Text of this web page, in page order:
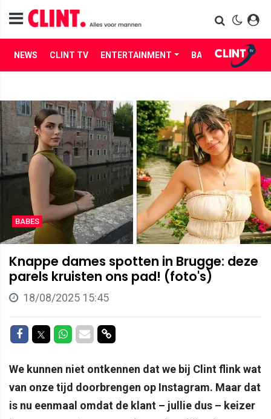
NEWS CLINT TV ENTERTAINMENT BABES LIFE
BABES
Knappe dames spotten in Brugge: deze
parels kruisten ons pad! (foto's)
18/08/2025 15:45
Delen op Facebook
Delen op Twitter
Delen op Whatsapp
Delen via Mail
Delen via link
We kunnen niet ontkennen dat we bij Clint flink wat
van onze tijd doorbrengen op Instagram. Maar dat
is nu eenmaal omdat de klant – jullie dus – keizer